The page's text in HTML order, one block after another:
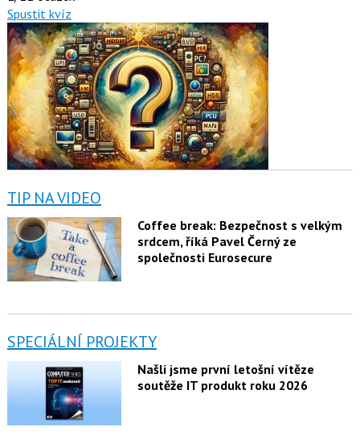
Spustit kvíz
TIP NA VIDEO
Coffee break: Bezpečnost s velkým
srdcem, říká Pavel Černý ze
společnosti Eurosecure
SPECIÁLNÍ PROJEKTY
Našli jsme první letošní vítěze
soutěže IT produkt roku 2026